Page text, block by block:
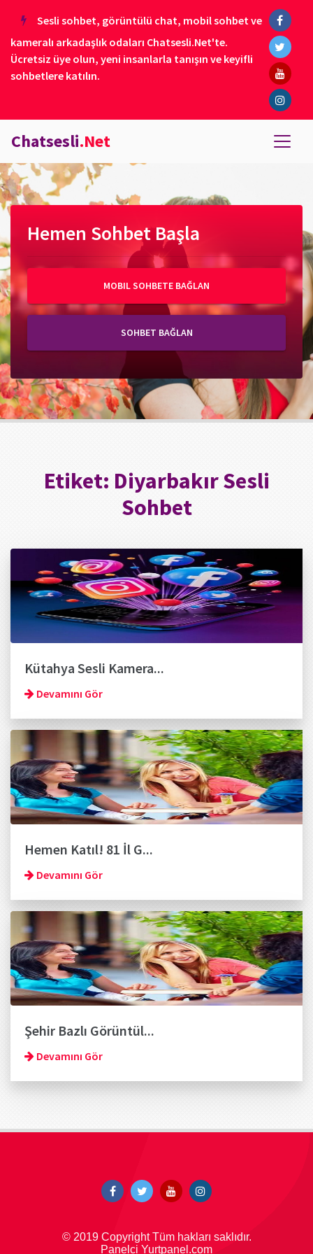
Sesli sohbet, görüntülü chat, mobil sohbet ve
kameralı arkadaşlık odaları Chatsesli.Net'te.
Ücretsiz üye olun, yeni insanlarla tanışın ve keyifli
sohbetlere katılın.
Chatsesli.Net
Hemen Sohbet Başla
MOBIL SOHBETE BAĞLAN
SOHBET BAĞLAN
Etiket: Diyarbakır Sesli
Sohbet
Kütahya Sesli Kamera...
Devamını Gör
Hemen Katıl! 81 İl G...
Devamını Gör
Şehir Bazlı Görüntül...
Devamını Gör
© 2019 Copyright Tüm hakları saklıdır.
Panelci Yurtpanel.com